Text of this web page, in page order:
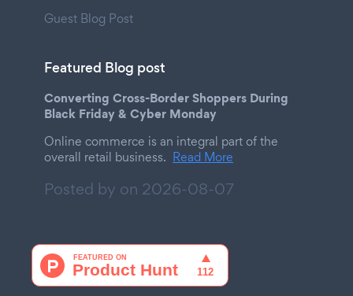
Guest Blog Post
Featured Blog post
Converting Cross-Border Shoppers During
Black Friday & Cyber Monday
Online commerce is an integral part of the
overall retail business. Read More
Posted by on 2026-08-07